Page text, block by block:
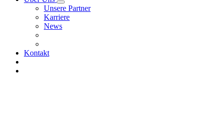
Unsere Partner
Karriere
News
Kontakt